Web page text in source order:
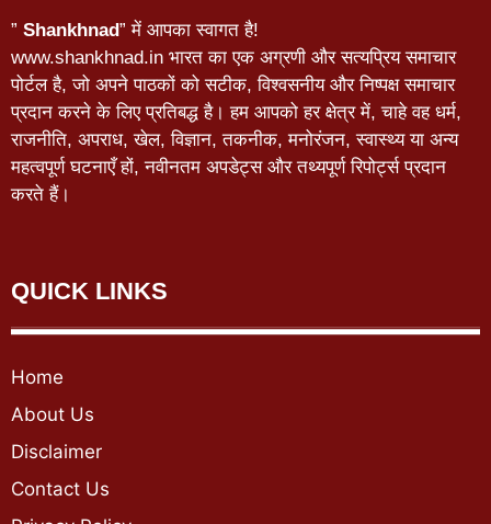
” Shankhnad” में आपका स्वागत है!
www.shankhnad.in भारत का एक अग्रणी और सत्यप्रिय समाचार
पोर्टल है, जो अपने पाठकों को सटीक, विश्वसनीय और निष्पक्ष समाचार
प्रदान करने के लिए प्रतिबद्ध है। हम आपको हर क्षेत्र में, चाहे वह धर्म,
राजनीति, अपराध, खेल, विज्ञान, तकनीक, मनोरंजन, स्वास्थ्य या अन्य
महत्वपूर्ण घटनाएँ हों, नवीनतम अपडेट्स और तथ्यपूर्ण रिपोर्ट्स प्रदान
करते हैं।
QUICK LINKS
Home
About Us
Disclaimer
Contact Us